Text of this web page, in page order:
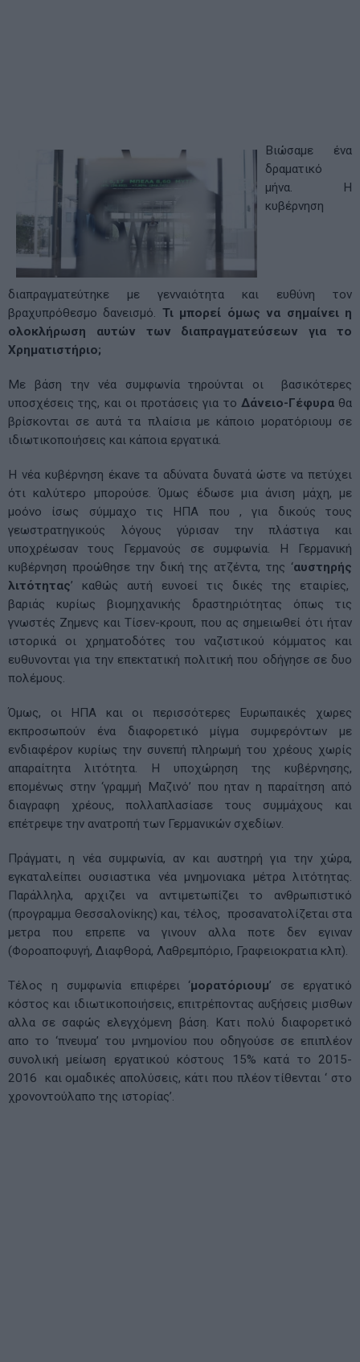
Βιώσαμε ένα
δραματικό
μήνα. Η
κυβέρνηση
διαπραγματεύτηκε με γενναιότητα και ευθύνη τον
βραχυπρόθεσμο δανεισμό. Τι μπορεί όμως να σημαίνει η
ολοκλήρωση αυτών των διαπραγματεύσεων για το
Χρηματιστήριο;
Με βάση την νέα συμφωνία τηρούνται οι βασικότερες
υποσχέσεις της, και οι προτάσεις για το Δάνειο-Γέφυραθα
βρίσκονται σε αυτά τα πλαίσια με κάποιο μορατόριουμ σε
ιδιωτικοποιήσεις και κάποια εργατικά.
Η νέα κυβέρνηση έκανε τα αδύνατα δυνατά ώστε να πετύχει
ότι καλύτερο μπορούσε. Όμως έδωσε μια άνιση μάχη, με
μοόνο ίσως σύμμαχο τις ΗΠΑ που , για δικούς τους
γεωστρατηγικούς λόγους γύρισαν την πλάστιγα και
υποχρέωσαν τους Γερμανούς σε συμφωνία. Η Γερμανική
κυβέρνηση προώθησε την δική της ατζέντα, της ‘αυστηρής
λιτότητας’ καθώς αυτή ευνοεί τις δικές της εταιρίες,
βαριάς κυρίως βιομηχανικής δραστηριότητας όπως τις
γνωστές Ζημενς και Τίσεν-κρουπ, που ας σημειωθεί ότι ήταν
ιστορικά οι χρηματοδότες του ναζιστικού κόμματος και
ευθυνονται για την επεκτατική πολιτική που οδήγησε σε δυο
πολέμους.
Όμως, οι ΗΠΑ και οι περισσότερες Ευρωπαικές χωρες
εκπροσωπούν ένα διαφορετικό μίγμα συμφερόντων με
ενδιαφέρον κυρίως την συνεπή πληρωμή του χρέους χωρίς
απαραίτητα λιτότητα. Η υποχώρηση της κυβέρνησης,
επομένως στην ‘γραμμή Μαζινό’ που ηταν η παραίτηση από
διαγραφη χρέους, πολλαπλασίασε τους συμμάχους και
επέτρεψε την ανατροπή των Γερμανικών σχεδίων.
Πράγματι, η νέα συμφωνία, αν και αυστηρή για την χώρα,
εγκαταλείπει ουσιαστικα νέα μνημονιακα μέτρα λιτότητας.
Παράλληλα, αρχιζει να αντιμετωπίζει το ανθρωπιστικό
(προγραμμα Θεσσαλονίκης) και, τέλος, προσανατολίζεται στα
μετρα που επρεπε να γινουν αλλα ποτε δεν εγιναν
(Φοροαποφυγή, Διαφθορά, Λαθρεμπόριο, Γραφειοκρατια κλπ).
Τέλος η συμφωνία επιφέρει ‘μορατόριουμ’ σε εργατικό
κόστος και ιδιωτικοποιήσεις, επιτρέποντας αυξήσεις μισθων
αλλα σε σαφώς ελεγχόμενη βάση. Κατι πολύ διαφορετικό
απο το ‘πνευμα’ του μνημονίου που οδηγούσε σε επιπλέον
συνολική μείωση εργατικού κόστους 15% κατά το 2015-
2016 και ομαδικές απολύσεις, κάτι που πλέον τίθενται ‘ στο
χρονοντούλαπο της ιστορίας’.